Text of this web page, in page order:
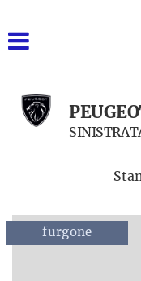
INIZIALE
USATO DISPONIBILE
NOLEGGIO BREVE
NOLEGGIO LUNGO
TERMINE
furgone